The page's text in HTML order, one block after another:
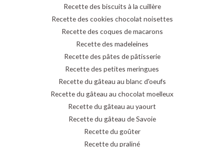
Recette des biscuits à la cuillère
Recette des cookies chocolat noisettes
Recette des coques de macarons
Recette des madeleines
Recette des pâtes de pâtisserie
Recette des petites meringues
Recette du gâteau au blanc d'oeufs
Recette du gâteau au chocolat moelleux
Recette du gâteau au yaourt
Recette du gâteau de Savoie
Recette du goûter
Recette du praliné